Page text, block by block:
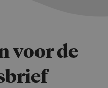
voor de